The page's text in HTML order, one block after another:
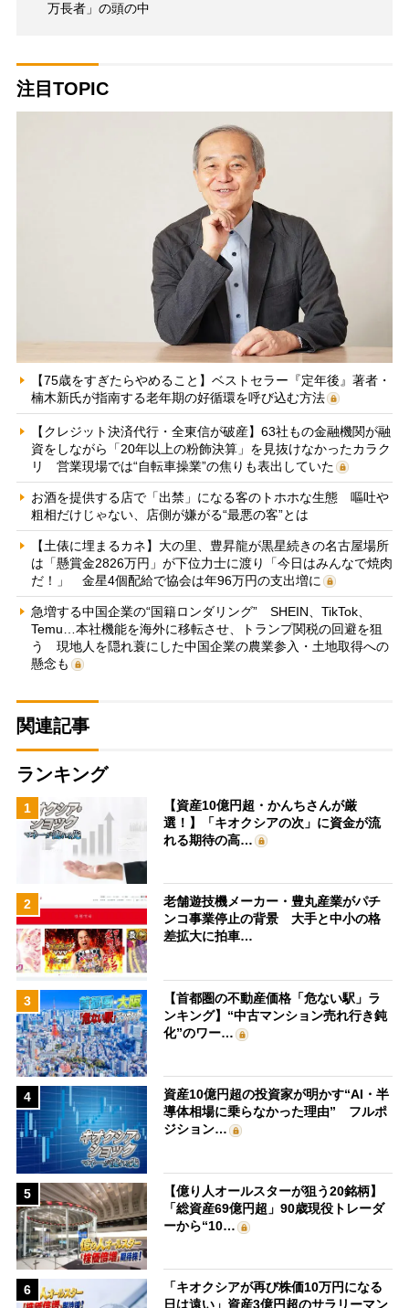
万長者」の頭の中
注目TOPIC
【75歳をすぎたらやめること】ベストセラー『定年後』著者・
楠木新氏が指南する老年期の好循環を呼び込む方法
【クレジット決済代行・全東信が破産】63社もの金融機関が融
資をしながら「20年以上の粉飾決算」を見抜けなかったカラク
リ 営業現場では“自転車操業”の焦りも表出していた
お酒を提供する店で「出禁」になる客のトホホな生態 嘔吐や
粗相だけじゃない、店側が嫌がる“最悪の客”とは
【土俵に埋まるカネ】大の里、豊昇龍が黒星続きの名古屋場所
は「懸賞金2826万円」が下位力士に渡り「今日はみんなで焼肉
だ！」 金星4個配給で協会は年96万円の支出増に
急増する中国企業の“国籍ロンダリング” SHEIN、TikTok、
Temu…本社機能を海外に移転させ、トランプ関税の回避を狙
う 現地人を隠れ蓑にした中国企業の農業参入・土地取得への
懸念も
関連記事
ランキング
1
【資産10億円超・かんちさんが厳
選！】「キオクシアの次」に資金が流
れる期待の高…
2
老舗遊技機メーカー・豊丸産業がパチ
ンコ事業停止の背景 大手と中小の格
差拡大に拍車…
3
【首都圏の不動産価格「危ない駅」ラ
ンキング】“中古マンション売れ行き鈍
化”のワー…
4
資産10億円超の投資家が明かす“AI・半
導体相場に乗らなかった理由” フルポ
ジション…
5
【億り人オールスターが狙う20銘柄】
「総資産69億円超」90歳現役トレーダ
ーから“10…
6
「キオクシアが再び株価10万円になる
日は遠い」資産3億円超のサラリーマン